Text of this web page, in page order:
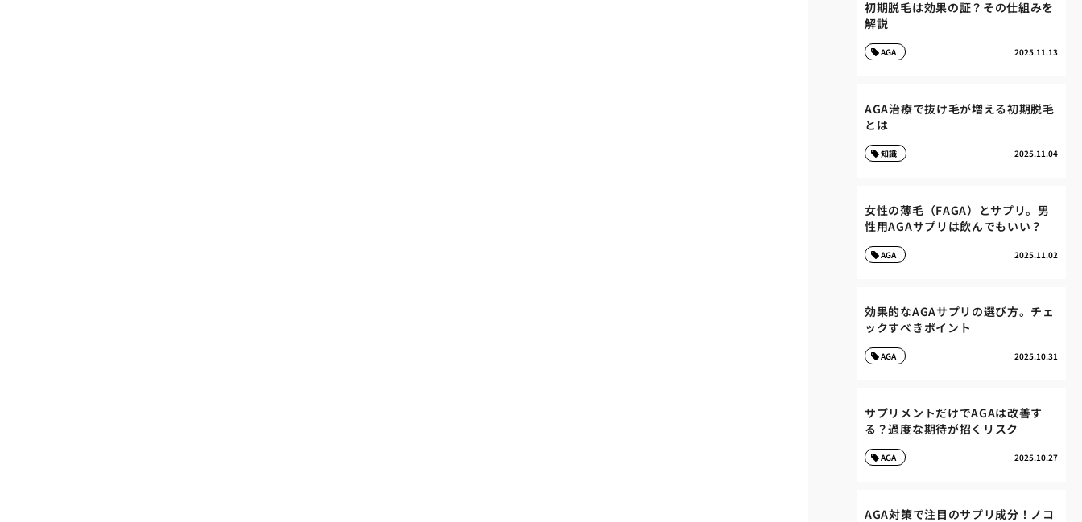
初期脱毛は効果の証？その仕組みを
解説
2025.11.13
AGA
AGA治療で抜け毛が増える初期脱毛
とは
2025.11.04
知識
女性の薄毛（FAGA）とサプリ。男
性用AGAサプリは飲んでもいい？
2025.11.02
AGA
効果的なAGAサプリの選び方。チェ
ックすべきポイント
2025.10.31
AGA
サプリメントだけでAGAは改善す
る？過度な期待が招くリスク
2025.10.27
AGA
AGA対策で注目のサプリ成分！ノコ